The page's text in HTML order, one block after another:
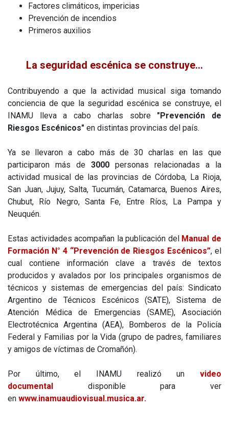
Factores climáticos, impericias
Prevención de incendios
Primeros auxilios
La seguridad escénica se construye...
Contribuyendo a que la actividad musical siga tomando
conciencia de que la seguridad escénica se construye, el
INAMU lleva a cabo charlas sobre "Prevención de
Riesgos Escénicos" en distintas provincias del país.
Ya se llevaron a cabo más de 30 charlas en las que
participaron más de 3000 personas relacionadas a la
actividad musical de las provincias de Córdoba, La Rioja,
San Juan, Jujuy, Salta, Tucumán, Catamarca, Buenos Aires,
Chubut, Río Negro, Santa Fe, Entre Ríos, La Pampa y
Neuquén.
Estas actividades acompañan la publicación del Manual de
Formación N° 4 “Prevención de Riesgos Escénicos”, el
cual contiene información clave a través de textos
producidos y avalados por los principales organismos de
técnicos y sistemas de emergencias del país: Sindicato
Argentino de Técnicos Escénicos (SATE), Sistema de
Atención Médica de Emergencias (SAME), Asociación
Electrotécnica Argentina (AEA), Bomberos de la Policía
Federal y Familias por la Vida (grupo de padres, familiares
y amigos de víctimas de Cromañón).
Por último, el INAMU realizó un video
documental
disponible para ver
en www.inamuaudiovisual.musica.ar.